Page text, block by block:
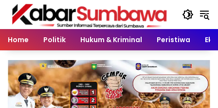
Langsung
konten
Home
Politik Hukum & Kriminal Peristiwa